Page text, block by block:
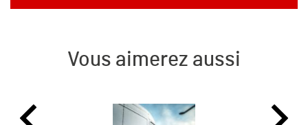
Vous aimerez aussi